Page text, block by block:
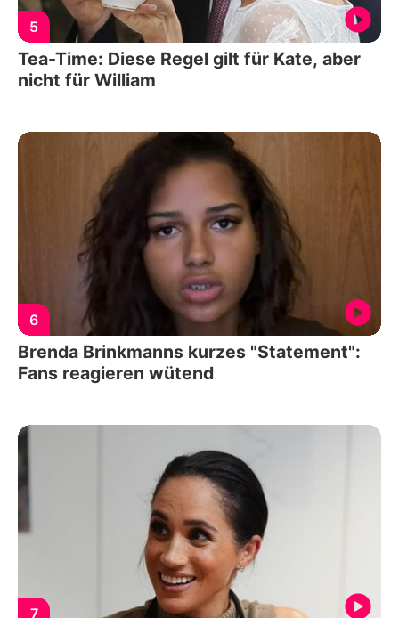
5
Tea-Time: Diese Regel gilt für Kate, aber
nicht für William
6
Brenda Brinkmanns kurzes "Statement":
Fans reagieren wütend
7